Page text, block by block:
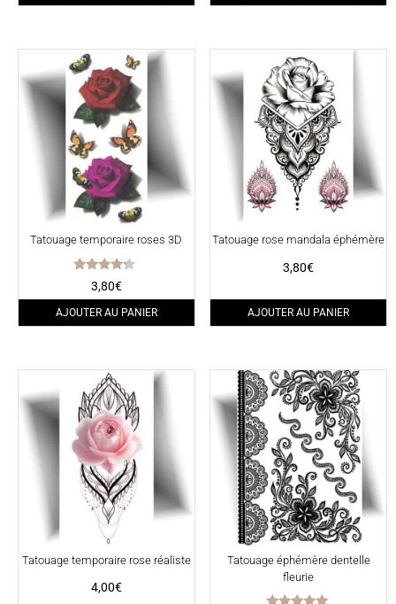
Tatouage temporaire roses 3D
Note
4.00
3,80€
AJOUTER AU PANIER
Tatouage rose mandala éphémère
3,80€
AJOUTER AU PANIER
Tatouage temporaire rose réaliste
4,00€
Tatouage éphémère dentelle
fleurie